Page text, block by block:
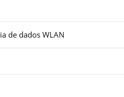
de dados WLAN